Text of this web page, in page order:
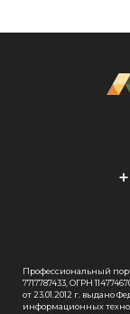
Профессиональный
7717787433, ОГРН
от 23.01.2012 г. выдано
информационных